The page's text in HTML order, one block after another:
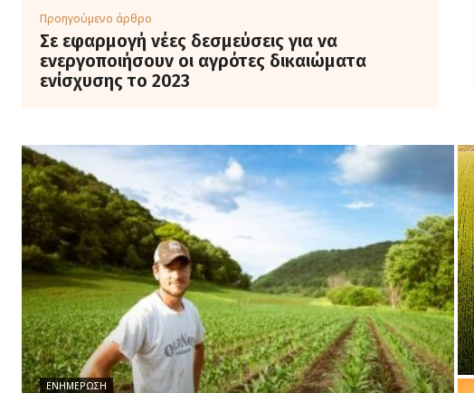
Προηγούμενο άρθρο
Σε εφαρμογή νέες δεσμεύσεις για να
ενεργοποιήσουν οι αγρότες δικαιώματα
ενίσχυσης το 2023
ΕΝΗΜΈΡΩΣΗ